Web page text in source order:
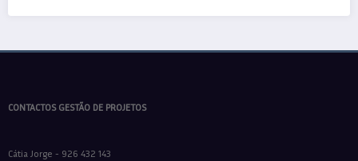
CONTACTOS GESTÃO DE PROJETOS
Cátia Jorge - 926 432 143